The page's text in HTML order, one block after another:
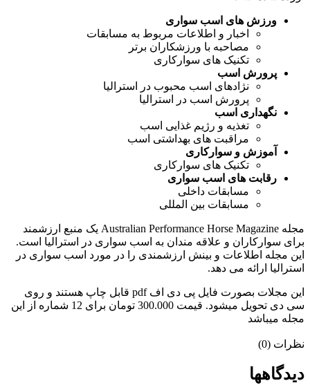
ورزش های اسب سواری
اخبار و اطلاعات مربوط به مسابقات
مصاحبه با ورزشکاران برتر
تکنیک های سوارکاری
پرورش اسب
نژادهای اسب محبوب در استرالیا
پرورش اسب در استرالیا
نگهداری اسب
تغذیه و رژیم غذایی اسب
مراقبت های بهداشتی اسب
آموزش و سوارکاری
تکنیک های سوارکاری
رقابت های اسب سواری
مسابقات داخلی
مسابقات بین المللی
مجله Australian Performance Horse Magazine یک منبع ارزشمند
برای سوارکاران و علاقه مندان به اسب سواری در استرالیا است.
این مجله اطلاعات و بینش ارزشمندی را در مورد اسب سواری در
استرالیا ارائه می دهد.
این مجلات بصورت فایل پی دی اف pdf قابل چاپ هستند و روی
سی دی تحویل میشود. قیمت 300.000 تومان برای 12 شماره از این
مجله میباشد
نظرات (0)
دیدگاهها